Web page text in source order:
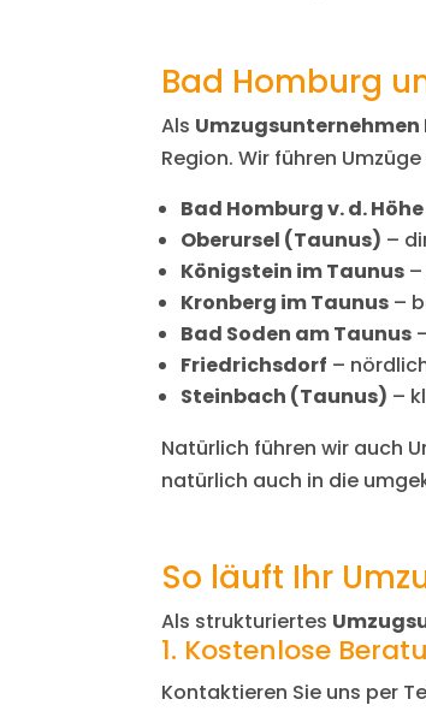
Bad Homburg
Als Umzugsunternehmen
Region. Wir führen
Bad Homburg v. d. Höhe
Oberursel (Taunus) –
Königstein im Taunus
Kronberg im Taunus –
Bad Soden am Taunus
Friedrichsdorf –
Steinbach (Taunus) –
Natürlich führen wir auch
natürlich auch in die
So läuft Ihr
Als strukturiertes
1. Kostenlose
Kontaktieren Sie uns per